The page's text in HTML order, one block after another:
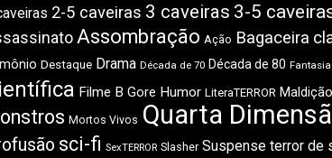
2-5 caveiras 3 caveiras 3-5
Assombração Ação Bagaceira
Destaque Drama Década de 70 Década de 80 Fantasia
Filme B Gore Humor LiteraTERROR Maldição
Mortos Vivos Quarta
sci-fi SexTERROR Slasher Suspense terror de